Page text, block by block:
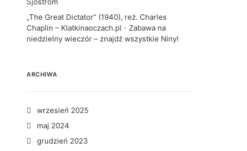
„The Great Dictator” (1940), reż. Charles
Chaplin – Klatkinaoczach.pl - Zabawa na
niedzielny wieczór – znajdź wszystkie Niny!
ARCHIWA
wrzesień 2025
maj 2024
grudzień 2023